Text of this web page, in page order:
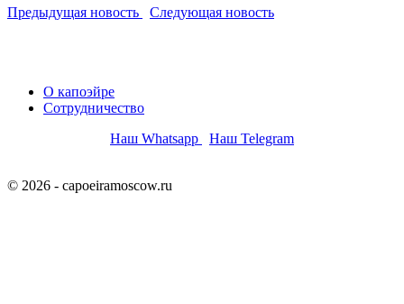
Предыдущая новость
Следующая новость
О капоэйре
Сотрудничество
Наш Whatsapp
Наш Telegram
© 2026 - capoeiramoscow.ru